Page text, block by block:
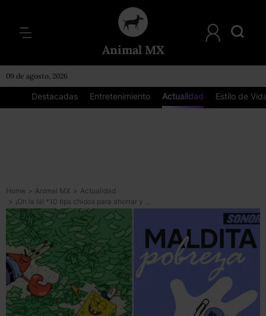
Animal MX
09 de agosto, 2026
Destacadas Entretenimiento Actualidad Estilo de
Home > Animal MX > Actualidad
>
¡Oh la lá! *10 tips chidos para ahorrar y hackear el capitalismo* que nos dio ‘Maldita Pobreza’